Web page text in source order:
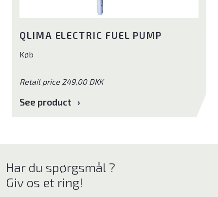
QLIMA ELECTRIC FUEL PUMP
Køb
Retail price 249,00 DKK
See product
Har du spørgsmål ?
Giv os et ring!